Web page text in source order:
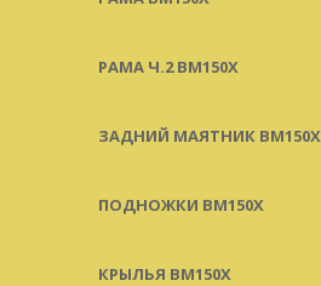
РАМА Ч.2 BM150X
ЗАДНИЙ МАЯТНИК BM150X
ПОДНОЖКИ BM150X
КРЫЛЬЯ BM150X